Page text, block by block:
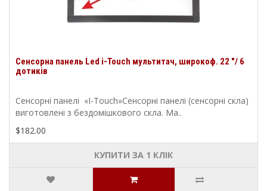
Сенсорна панель Led i-Touch мультитач, широкоф. 22 "/ 6
дотиків
Сенсорні панелі «I-Touch»Сенсорні панелі (сенсорні скла)
виготовлені з бездомішкового скла. Ма..
$182.00
КУПИТИ ЗА 1 КЛIК